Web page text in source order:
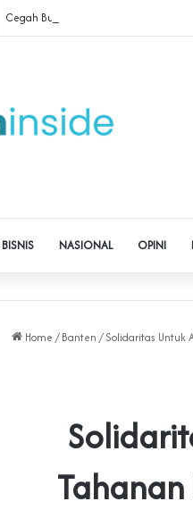
Cegah Buruh Terjerat Judol dan Pinjol,
NASIONAL OPINI
Home / Banten / Solidaritas Untuk